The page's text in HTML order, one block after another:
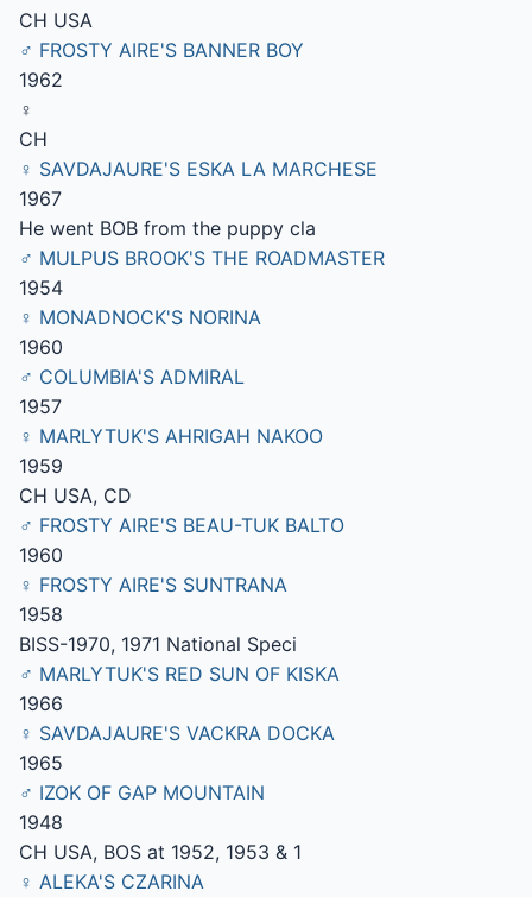
CH USA
♂ FROSTY AIRE'S BANNER BOY
1962
♀
CH
♀ SAVDAJAURE'S ESKA LA MARCHESE
1967
He went BOB from the puppy cla
♂ MULPUS BROOK'S THE ROADMASTER
1954
♀ MONADNOCK'S NORINA
1960
♂ COLUMBIA'S ADMIRAL
1957
♀ MARLYTUK'S AHRIGAH NAKOO
1959
CH USA, CD
♂ FROSTY AIRE'S BEAU-TUK BALTO
1960
♀ FROSTY AIRE'S SUNTRANA
1958
BISS-1970, 1971 National Speci
♂ MARLYTUK'S RED SUN OF KISKA
1966
♀ SAVDAJAURE'S VACKRA DOCKA
1965
♂ IZOK OF GAP MOUNTAIN
1948
CH USA, BOS at 1952, 1953 & 1
♀ ALEKA'S CZARINA